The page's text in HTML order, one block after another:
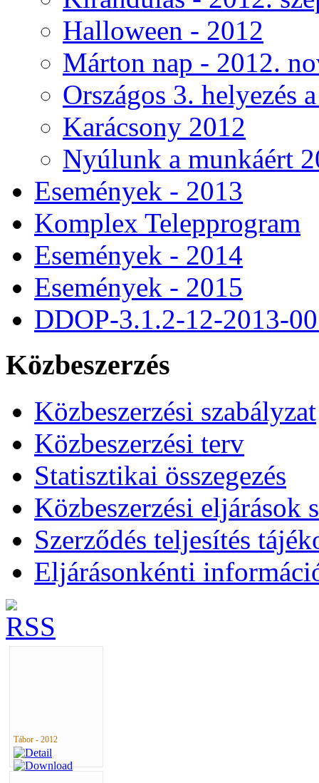
Halloween - 2012
Márton nap - 2012.
Országos 3. helyezés
Karácsony 2012
Nyúlunk a munkáért
Események - 2013
Komplex Telepprogram
Események - 2014
Események - 2015
DDOP-3.1.2-12-2013-
Közbeszerzés
Közbeszerzési szabályzat
Közbeszerzési terv
Statisztikai összegezés
Közbeszerzési eljárások
Szerződés teljesítés
Eljárásonkénti
Tábor - 2012